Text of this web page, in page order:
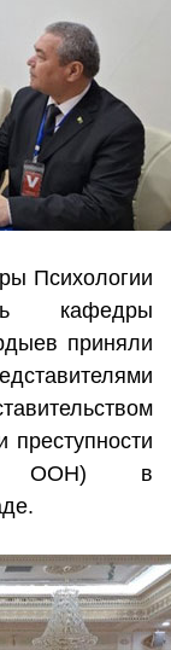
Психологии
кафедры
приняли
ООН) в